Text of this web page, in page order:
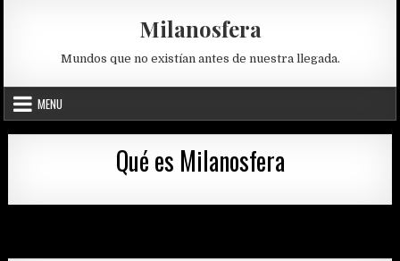
Milanosfera
Mundos que no existían antes de nuestra llegada.
MENU
Qué es Milanosfera